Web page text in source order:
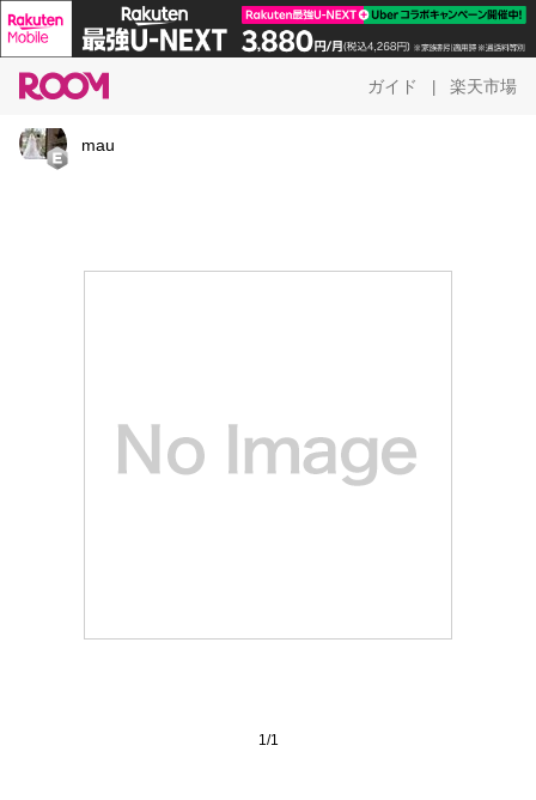
ガイド 楽天市場
mau
1/1